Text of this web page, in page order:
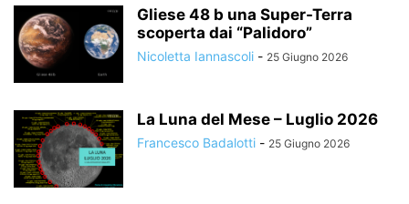
Gliese 48 b una Super-Terra
scoperta dai “Palidoro”
Nicoletta Iannascoli - 25 Giugno 2026
La Luna del Mese – Luglio 2026
Francesco Badalotti - 25 Giugno 2026